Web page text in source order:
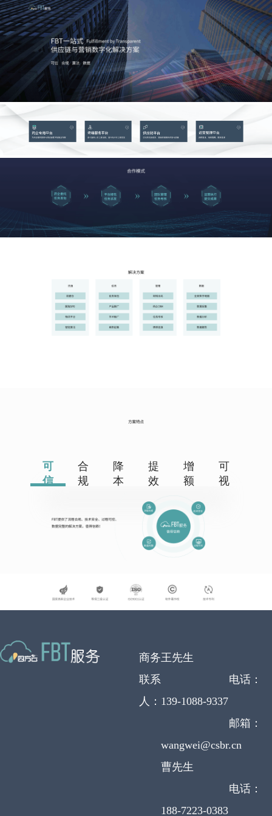
可
信
合
规
降
本
提
效
增
额
可
视
商务
联系
人：
王先生
电话：
139-1088-9337
邮箱：
wangwei@csbr.cn
曹先生
电话：
188-7223-0383